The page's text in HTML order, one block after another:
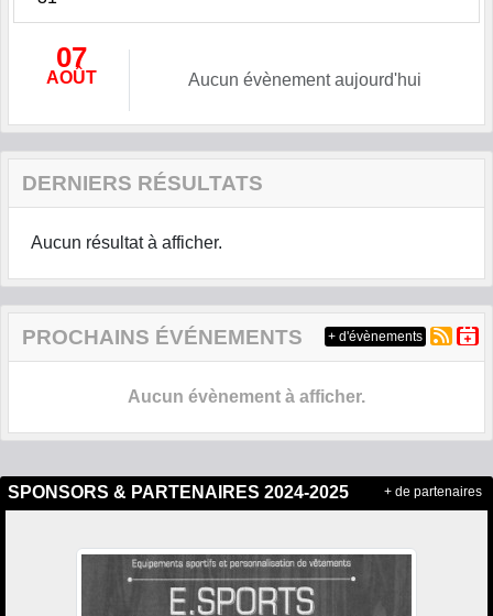
07
AOÛT Aucun évènement aujourd'hui
DERNIERS RÉSULTATS
Aucun résultat à afficher.
PROCHAINS ÉVÉNEMENTS
Aucun évènement à afficher.
+ d'évènements
SPONSORS & PARTENAIRES 2024-2025 + de partenaires